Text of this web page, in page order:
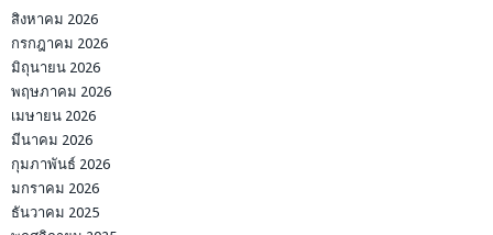
สิงหาคม 2026
กรกฎาคม 2026
มิถุนายน 2026
พฤษภาคม 2026
เมษายน 2026
มีนาคม 2026
กุมภาพันธ์ 2026
มกราคม 2026
ธันวาคม 2025